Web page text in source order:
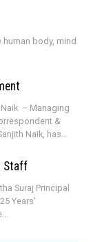
human body, mind
Naik – Managing
&
Naik, has...
Staff
Suraj Principal
Years’